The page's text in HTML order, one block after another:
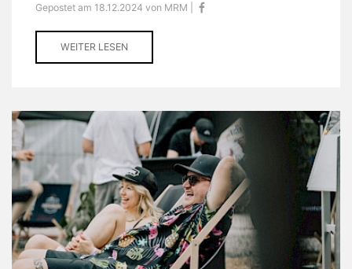
Gepostet am 18.12.2024 von MRM |
WEITER LESEN